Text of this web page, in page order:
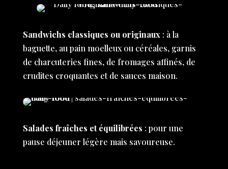
Sandwichs classiques ou originaux: à la
baguette, au pain moelleux ou céréales, garnis
de charcuteries fines, de fromages affinés, de
crudites croquantes et de sauces maison.
Salades fraîches et équilibrées : pour une
pause déjeuner légère mais savoureuse.